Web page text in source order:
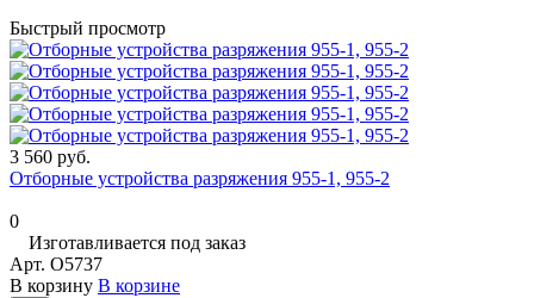
Быстрый просмотр
3 560 руб.
Отборные устройства разряжения 955-1, 955-2
0
Изготавливается под заказ
Арт. O5737
В корзину В корзине